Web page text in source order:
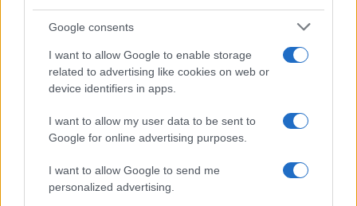
Google consents
I want to allow Google to enable storage
related to advertising like cookies on web or
device identifiers in apps.
I want to allow my user data to be sent to
Google for online advertising purposes.
I want to allow Google to send me
personalized advertising.
News Hub UK
Lgbtq News
Olanda
NL Newz